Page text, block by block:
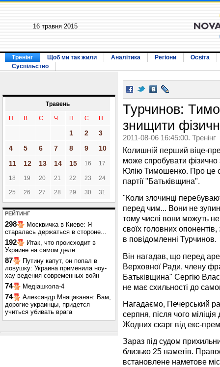
16 травня 2015
Тренінг Щоб ми так жили Аналітика Регіони
Освіта
Суспільство
Травень
П В С Ч П С Н
1 2
3
4
5 6 7 8 9
10
11
12 13 14 15 16 17
18 19 20 21 22 23 24
25 26 27 28 29 30 31
РЕЙТИНГ
298
Москвичка в Киеве: Я
старалась держаться в стороне...
192
Итак, что происходит в
Украине на самом деле
87
Путину капут, он попал в
ловушку: Украина применила ноу-
хау ведения современных войн
74 Медіашкола-4
74
Александр Мнацаканян: Вам,
дорогие украинцы, придется
учиться убивать врага
Турчинов:
знищити
2011-08-06 16:45:00. Тренінг
Колишній перший віце-
може спробувати фізично
Юлію Тимошенко. Про це
партії "Батьківщина".
"Коли злочинці
перед чим... Вони не
тому числі вони можуть
своїх головних
в повідомленні Турчинов.
Він нагадав, що перед
Верховної Ради, члену
Батьківщина" Сергію
не має схильності до
Нагадаємо, Печерський
серпня, після чого
Жодних скарг від екс-
Зараз під судом
близько 25 наметів.
встановлене наметове